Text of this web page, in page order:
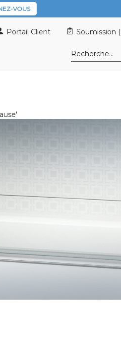
VOUS
Portail Client Soumission (